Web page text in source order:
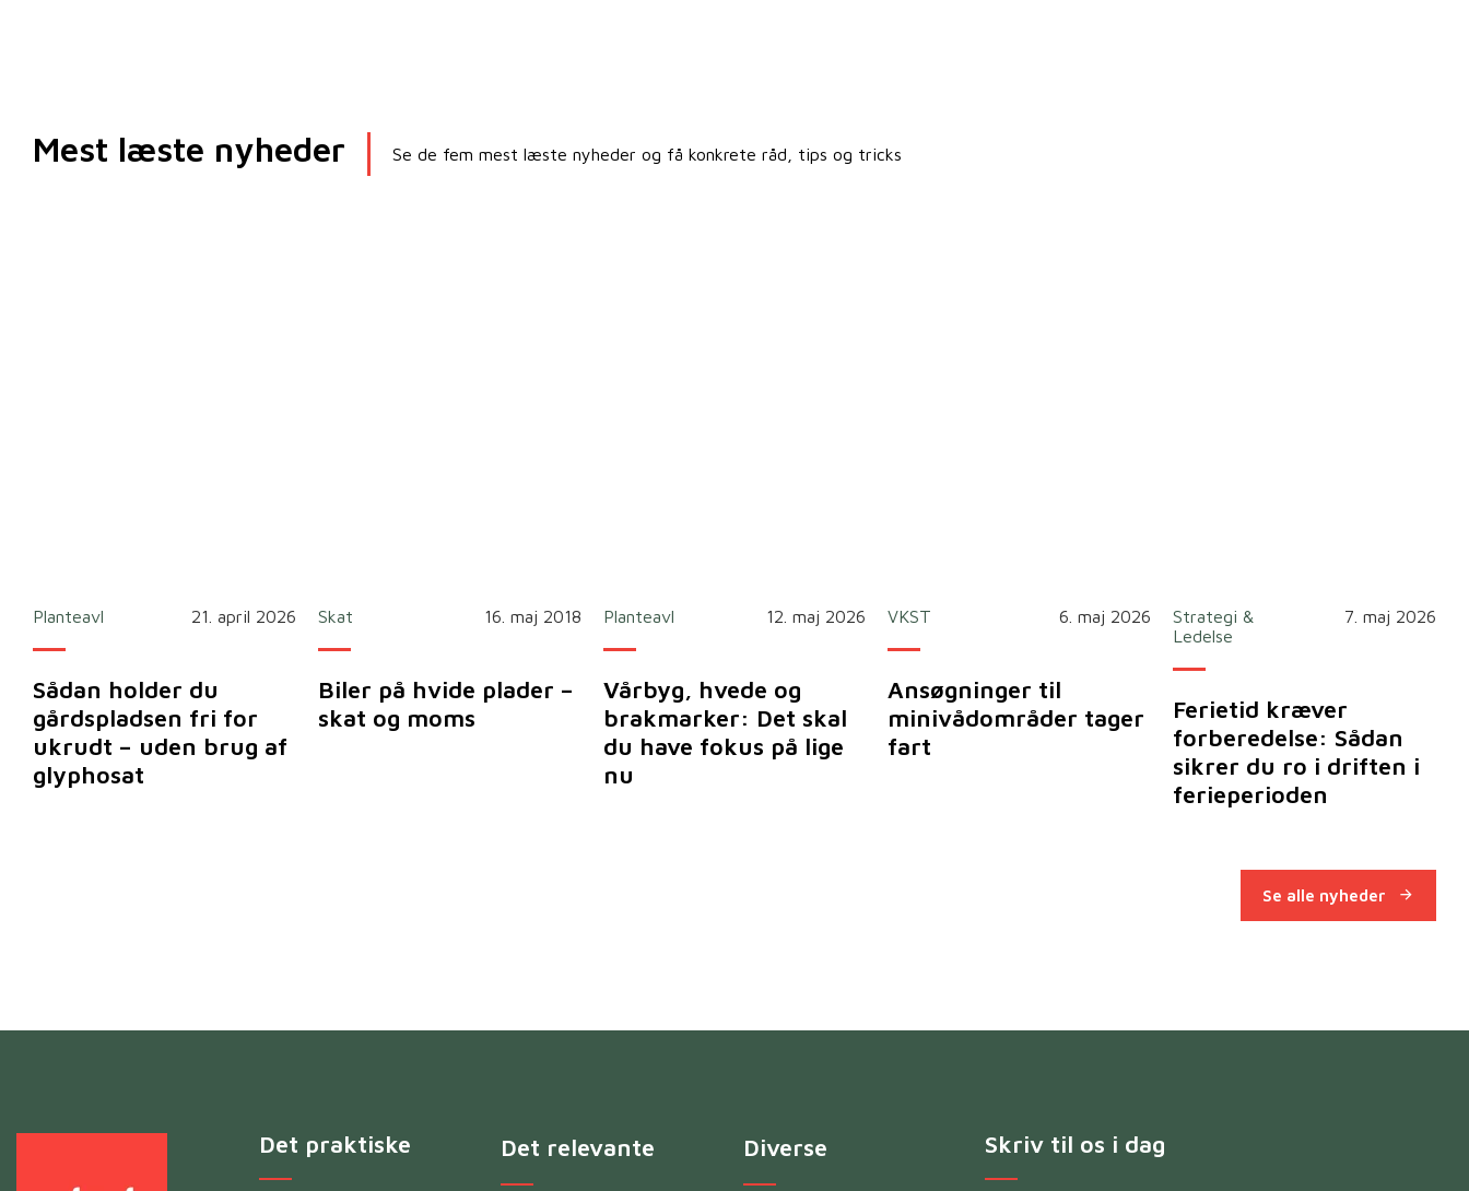
Mest læste nyheder Se de fem mest læste nyheder og få konkrete råd, tips og tricks
Planteavl 21. april 2026
Sådan holder du
gårdspladsen fri for
ukrudt – uden brug af
glyphosat
Skat 16. maj 2018
Biler på hvide plader –
skat og moms
Planteavl 12. maj 2026
Vårbyg, hvede og
brakmarker: Det skal
du have fokus på lige
nu
VKST 6. maj 2026
Ansøgninger til
minivådområder tager
fart
Strategi &
Ledelse
7. maj 2026
Ferietid kræver
forberedelse: Sådan
sikrer du ro i driften i
ferieperioden
Se alle nyheder
Det praktiske Det relevante Diverse Skriv til os i dag